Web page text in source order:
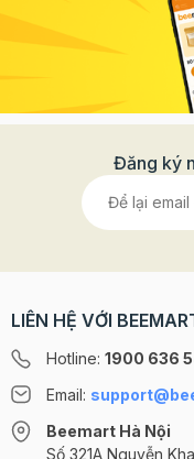
Đăng ký
LIÊN HỆ VỚI
Hotline: 1900 636
Email:
Beemart Hà Nội
Số 321A Nguyễn